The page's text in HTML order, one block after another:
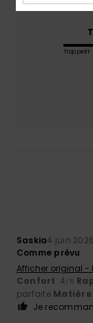
Trop petit
Saskia4 juin 2026
Comme prévu
Afficher original -
Confort: 4/5
parfaite Matière
Je